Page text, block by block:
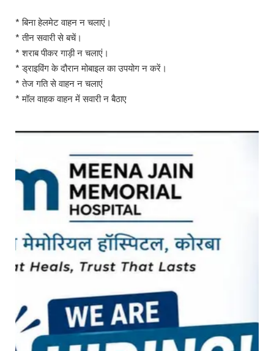
* बिना हेलमेट वाहन न चलाएं।
* तीन सवारी से बचें।
* शराब पीकर गाड़ी न चलाएं।
* ड्राइविंग के दौरान मोबाइल का उपयोग न करें।
* तेज गति से वाहन न चलाएं
* मॉल वाहक वाहन में सवारी न बैठाए